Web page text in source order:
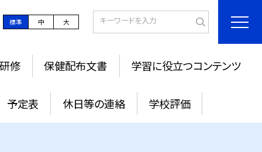
標準 中 大
修 保健配布文書 学習に役立つコンテンツ
予定表 休日等の連絡 学校評価